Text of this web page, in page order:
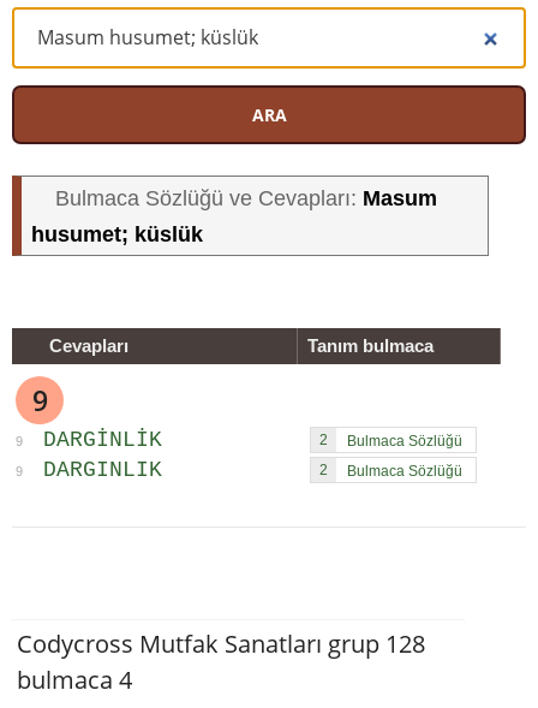
ARA
Bulmaca Sözlüğü ve Cevapları: Masum
husumet; küslük
Cevapları Tanım bulmaca
9
9 DARGINLIK 2
9 DARGINLIK 2
Codycross Mutfak Sanatları grup 128
bulmaca 4